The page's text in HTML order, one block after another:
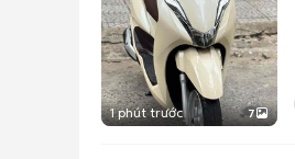
1 phút trước 7